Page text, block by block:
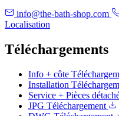
info@the-bath-shop.com
Localisation
Téléchargements
Info + côte
Installation
Service + Pièces
JPG Téléchargement